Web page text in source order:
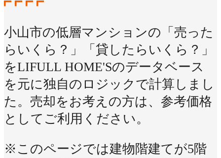
小山市の低層マンションの「売った
らいくら？」「貸したらいくら？」
をLIFULL HOME'Sのデータベース
を元に独自のロジックで計算しまし
た。売却をお考えの方は、参考価格
としてご利用ください。
※このページでは建物階建てが5階